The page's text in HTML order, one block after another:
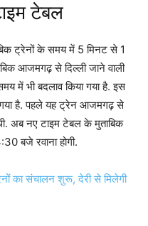
टेबल
ट्रेनों के समय में 5 मिनट से 1
आजमगढ़ से दिल्ली जाने वाली
में भी बदलाव किया गया है. इस
है. पहले यह ट्रेन आजमगढ़ से
अब नए टाइम टेबल के मुताबिक
बजे रवाना होगी.
का संचालन शुरू, देरी से मिलेगी